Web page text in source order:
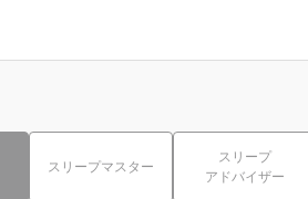
スリープマスター
スリープ
アドバイザー